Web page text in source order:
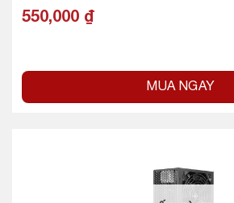
550,000 ₫
MUA NGAY